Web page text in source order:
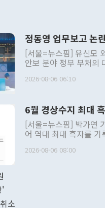
정동영 업무보고 논
[서울=뉴스핌] 유신모
안보 분야 정부 부처의
발언 중에는 정부 내 조
주의적 희망에 근거한
관의 대북 정책 관련 발
관 부처 장관이 공개적
관의 무리한 대북 접근
다. [정동영 통일부 장관이 지난달 23일 오후 서울 종로구 정부서울청사에
2026-08-06 06:10
6월 경상수지 최대
[서울=뉴스핌] 박가연
어 역대 최대 흑자를
료=한국은행] 한국은행이 6일 발표한 '2026년 6월 국제수지(잠정)'에 따르
2026-08-06 08:00
'
소